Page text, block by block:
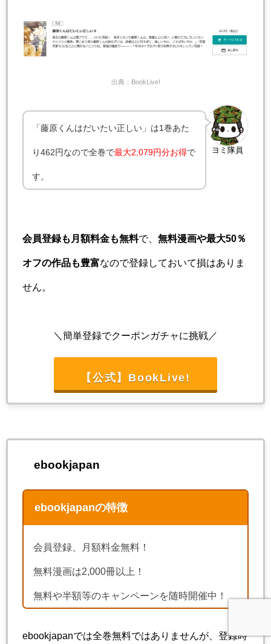
出典：BookLive!
ヨミ隊員
「藤原くんはだいたい正しい」は1巻あた
り462円なので全巻で最大2,079円分お得で
す。
会員登録も月額料金も無料で、 無料漫画や最大50％
オフの作品も豊富なので登録しておいて損はありま
せん。
＼簡単登録でクーポンガチャに挑戦／
【公式】BookLive!
ebookjapan
ebookjapanの特徴
会員登録、月額料金無料！
無料漫画は2,000冊以上！
無料や半額等のキャンペーンを随時開催中！
ebookjapanでは全巻無料ではありませんが、登録時